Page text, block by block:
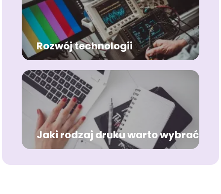
Rozwój technologii
Jaki rodzaj druku warto wybrać?